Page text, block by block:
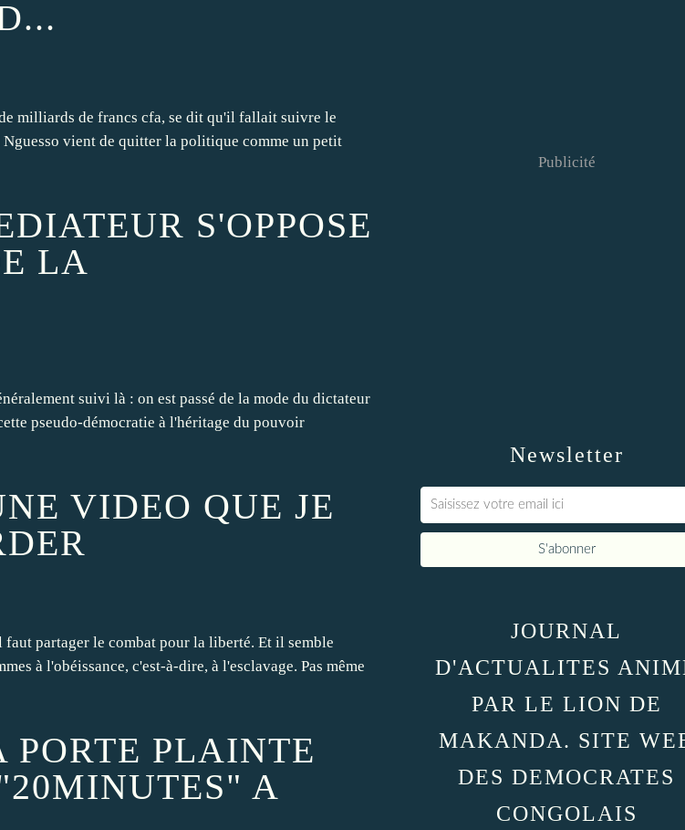
milliards de francs cfa, se dit qu'il fallait suivre le
vient de quitter la politique comme un petit
S'OPPOSE
LA
suivi là : on est passé de la mode du dictateur
pseudo-démocratie à l'héritage du pouvoir
VIDEO QUE JE
partager le combat pour la liberté. Et il semble
à l'obéissance, c'est-à-dire, à l'esclavage. Pas même
PLAINTE
A
Newsletter
Publicité
JOURNAL
D'ACTUALITES
PAR LE LION DE
MAKANDA. SITE
DES DEMOCRATES
CONGOLAIS